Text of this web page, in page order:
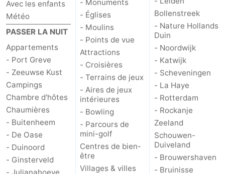
Schouwen
Nature
Oranjezon
-
Oostkapelle
-
de
Mantelingen
Domburg
-
Zoutelande
-
Vlissingen
-
Middelburg
Météo
Avec les enfants
Météo
PASSER LA NUIT
Appartements
- Port Greve
- Zeeuwse Kust
Campings
Chambre d'hôtes
Chaumières
- Buitenheem
- De Oase
- Duinoord
- Ginsterveld
- Monuments
- Églises
- Moulins
- Points de vue
Attractions
- Croisières
- Terrains de jeux
- Aires de jeux
intérieures
- Bowling
- Parcours de
mini-golf
Centres de bien-
être
Villages & villes
Bollenstreek
- Nature Hollands
Duin
- Noordwijk
- Katwijk
- Scheveningen
- La Haye
- Rotterdam
- Rockanje
Zeeland
Schouwen-
Duiveland
- Brouwershaven
- Bruinisse